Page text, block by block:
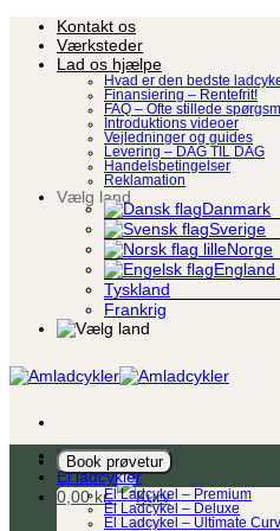
Fortsæt
indhold
Kontakt os
Værksteder
Lad os hjælpe
Hvad er den bedste
Finansiering – Rentefrit!
FAQ – Ofte stillede
Introduktions videoer
Vejledninger og guides
Levering – DAG TIL DAG
Handelsbetingelser
Reklamation
Vælg land
Danmark
Sverige
Norge
England
Tyskland
Frankrig
Book prøvetur
0,00kr.
Ladcykel
El ladcykler
El Ladcykel – Premium
El Ladcykel – Deluxe
El Ladcykel – Ultimate